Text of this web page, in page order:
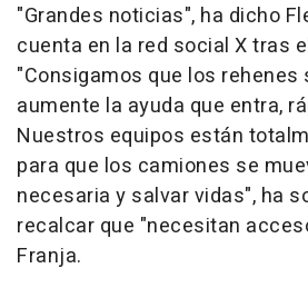
"Grandes noticias", ha dicho
cuenta en la red social X tras
"Consigamos que los rehenes
aumente la ayuda que entra,
Nuestros equipos están
para que los camiones se
necesaria y salvar vidas", ha
recalcar que "necesitan
Franja.